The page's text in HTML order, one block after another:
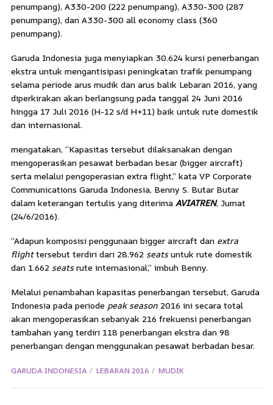
penumpang), A330-200 (222 penumpang), A330-300 (287
penumpang), dan A330-300 all economy class (360
penumpang).
Garuda Indonesia juga menyiapkan 30.624 kursi penerbangan
ekstra untuk mengantisipasi peningkatan trafik penumpang
selama periode arus mudik dan arus balik Lebaran 2016, yang
diperkirakan akan berlangsung pada tanggal 24 Juni 2016
hingga 17 Juli 2016 (H-12 s/d H+11) baik untuk rute domestik
dan internasional.
mengatakan, “Kapasitas tersebut dilaksanakan dengan
mengoperasikan pesawat berbadan besar (bigger aircraft)
serta melalui pengoperasian extra flight,” kata VP Corporate
Communications Garuda Indonesia, Benny S. Butar Butar
dalam keterangan tertulis yang diterima AVIATREN, Jumat
(24/6/2016).
“Adapun komposisi penggunaan bigger aircraft dan extra
flighttersebut terdiri dari 28.962 seatsuntuk rute domestik
dan 1.662 seatsrute internasional,” imbuh Benny.
Melalui penambahan kapasitas penerbangan tersebut, Garuda
Indonesia pada periode peak season 2016 ini secara total
akan mengoperasikan sebanyak 216 frekuensi penerbangan
tambahan yang terdiri 118 penerbangan ekstra dan 98
penerbangan dengan menggunakan pesawat berbadan besar.
GARUDA INDONESIA LEBARAN 2016 MUDIK